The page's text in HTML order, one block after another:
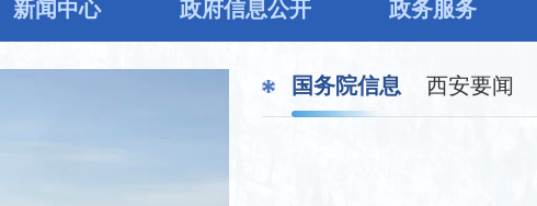
新闻中心 政府信息公开 政务服务
国务院信息 西安要闻